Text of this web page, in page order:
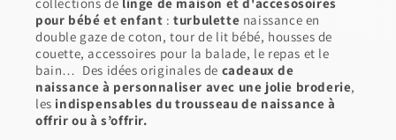
pour bébé et enfant :turbulette naissance en
double gaze de coton, tour de lit bébé, housses de
couette, accessoires pour la balade, le repas et le
bain… Des idées originales de cadeaux de
naissance à personnaliser avec une jolie broderie,
les indispensables du trousseau de naissance à
offrir ou à s’offrir.